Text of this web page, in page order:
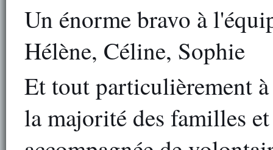
Un énorme bravo à
Hélène, Céline, Sophie
Et tout particulièrement
la majorité des familles